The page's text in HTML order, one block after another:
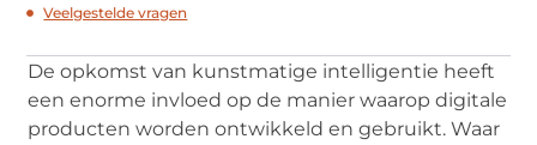
Veelgestelde vragen
De opkomst van kunstmatige intelligentie heeft
een enorme invloed op de manier waarop digitale
producten worden ontwikkeld en gebruikt. Waar